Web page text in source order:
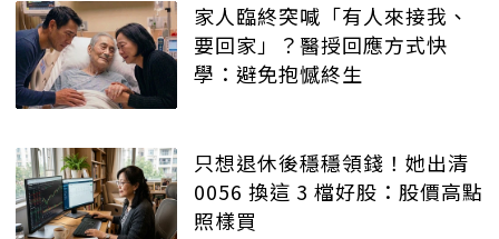
家人臨終突喊「有人來接我、
要回家」？醫授回應方式快
學：避免抱憾終生
只想退休後穩穩領錢！她出清
0056 換這 3 檔好股：股價高點
照樣買